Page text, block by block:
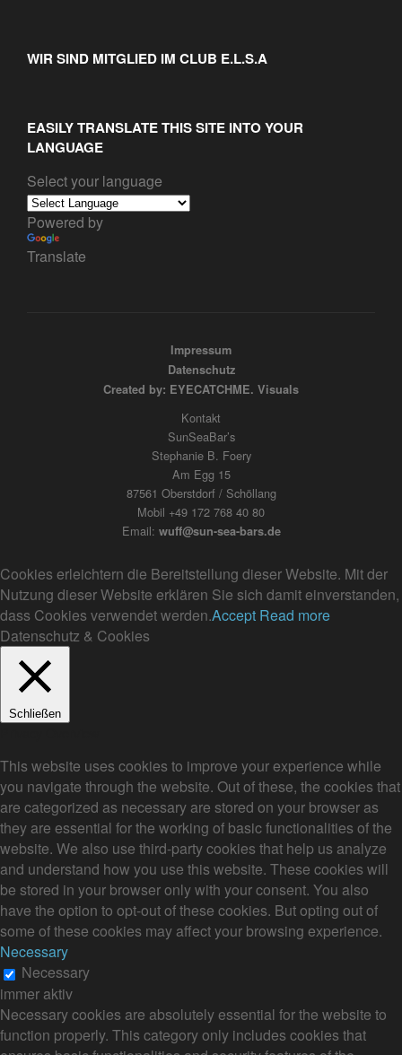
WIR SIND MITGLIED IM CLUB E.L.S.A
EASILY TRANSLATE THIS SITE INTO YOUR
LANGUAGE
Select your language
Powered by
Translate
Impressum
Datenschutz
Created by: EYECATCHME. Visuals
Kontakt
SunSeaBar’s
Stephanie B. Foery
Am Egg 15
87561 Oberstdorf / Schöllang
Mobil +49 172 768 40 80
Email: wuff@sun-sea-bars.de
Cookies erleichtern die Bereitstellung dieser Website. Mit der
Nutzung dieser Website erklären Sie sich damit einverstanden,
dass Cookies verwendet werden.Accept Read more
Datenschutz & Cookies
Schließen
This website uses cookies to improve your experience while
you navigate through the website. Out of these, the cookies that
are categorized as necessary are stored on your browser as
they are essential for the working of basic functionalities of the
website. We also use third-party cookies that help us analyze
and understand how you use this website. These cookies will
be stored in your browser only with your consent. You also
have the option to opt-out of these cookies. But opting out of
some of these cookies may affect your browsing experience.
Necessary
Necessary
immer aktiv
Necessary cookies are absolutely essential for the website to
function properly. This category only includes cookies that